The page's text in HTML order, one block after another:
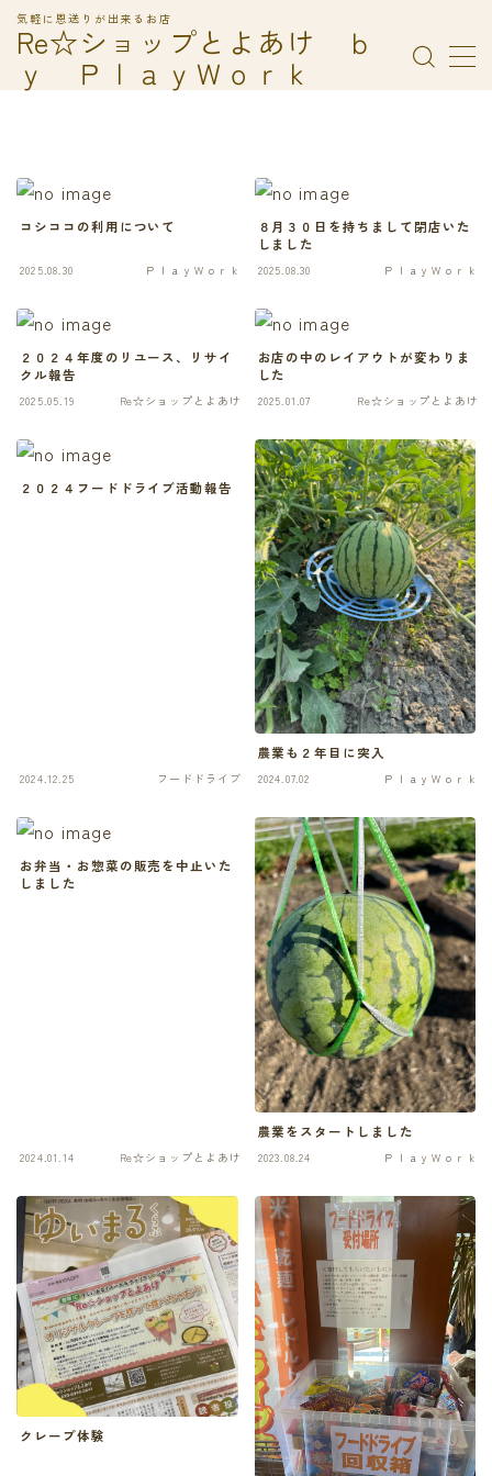
Re☆ショップとよあけ ｂ
ｙ ＰｌａｙＷｏｒｋ
気軽に恩送りが出来るお店
MENU
フードドライブ
利用規約／特定商取引法に基づく表記
コシココの利用について
2025.08.30 ＰｌａｙＷｏｒｋ
８月３０日を持ちまして閉店いた
しました
2025.08.30 ＰｌａｙＷｏｒｋ
２０２４年度のリユース、リサイ
クル報告
2025.05.19 Re☆ショップとよあけ
お店の中のレイアウトが変わりま
した
2025.01.07 Re☆ショップとよあけ
２０２４フードドライブ活動報告
2024.12.25 フードドライブ
農業も２年目に突入
2024.07.02 ＰｌａｙＷｏｒｋ
お弁当・お惣菜の販売を中止いた
しました
2024.01.14 Re☆ショップとよあけ
農業をスタートしました
2023.08.24 ＰｌａｙＷｏｒｋ
クレープ体験